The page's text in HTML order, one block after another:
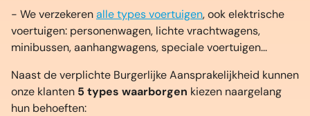
- We verzekerenalle types voertuigen, ook elektrische
voertuigen: personenwagen, lichte vrachtwagens,
minibussen, aanhangwagens, speciale voertuigen...
Naast de verplichte Burgerlijke Aansprakelijkheid kunnen
onze klanten 5 types waarborgen kiezen naargelang
hun behoeften: